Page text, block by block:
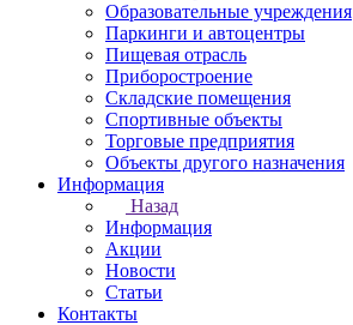
Образовательные учреждения
Паркинги и автоцентры
Пищевая отрасль
Приборостроение
Складские помещения
Спортивные объекты
Торговые предприятия
Объекты другого назначения
Информация
Назад
Информация
Акции
Новости
Статьи
Контакты